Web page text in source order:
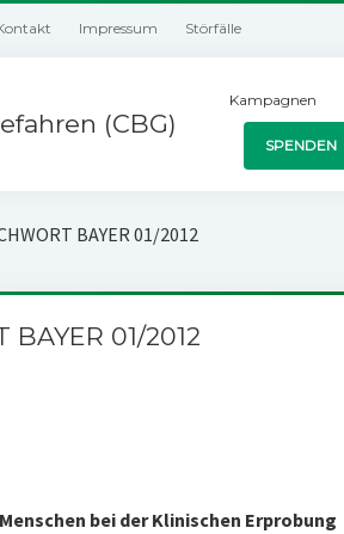
Impressum Störfälle
(CBG)
Kampagnen
SPENDEN
BAYER 01/2012
01/2012
bei der Klinischen Erprobung